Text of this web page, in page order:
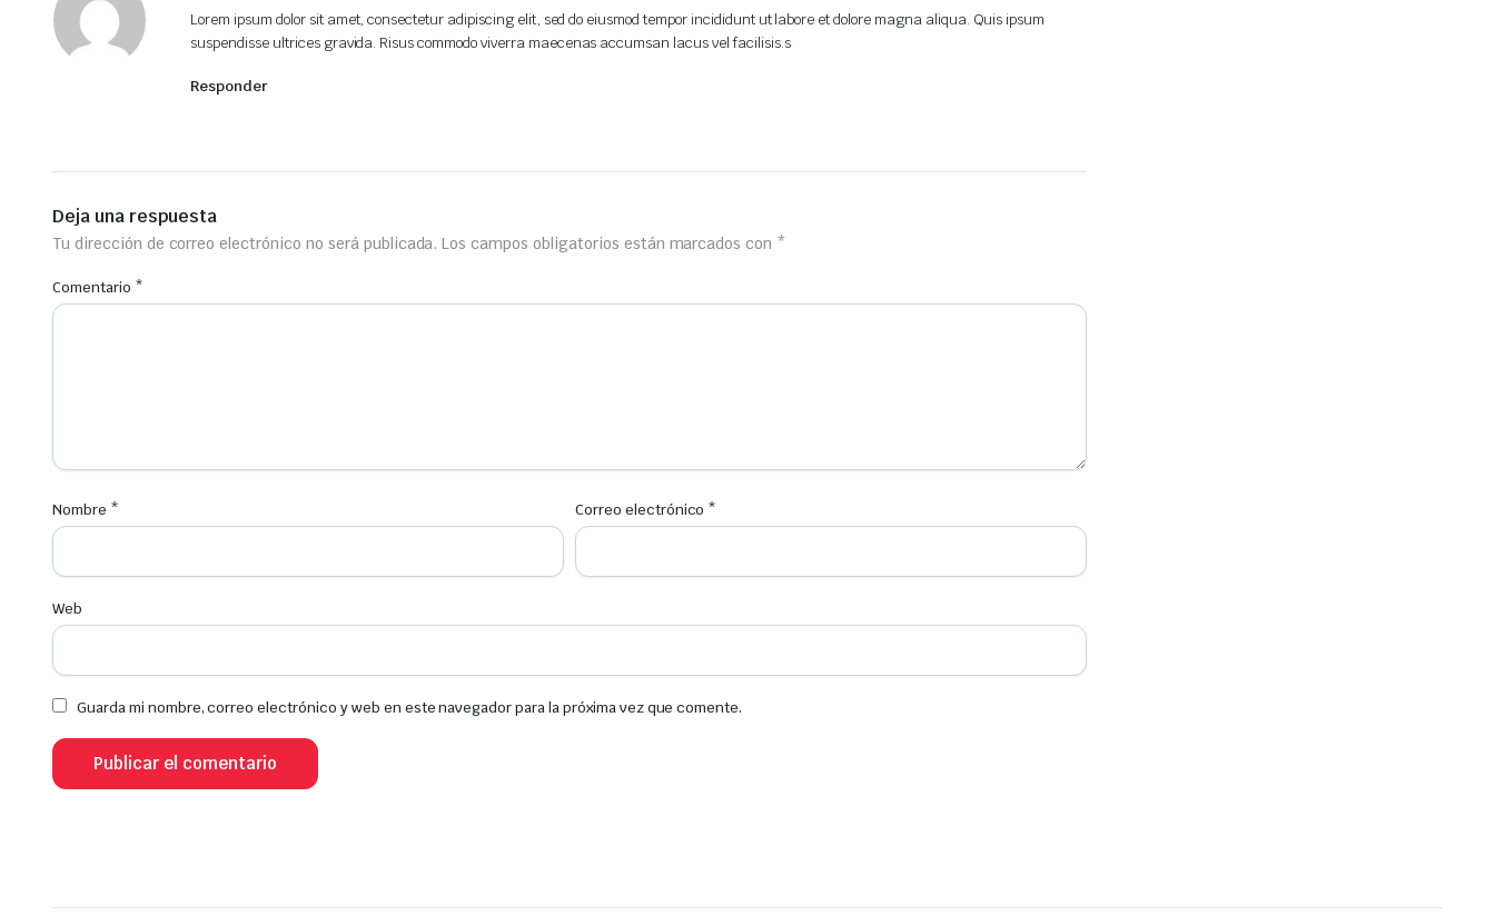
Lorem ipsum dolor sit amet, consectetur adipiscing elit, sed do eiusmod tempor incididunt ut labore et dolore magna aliqua. Quis ipsum
suspendisse ultrices gravida. Risus commodo viverra maecenas accumsan lacus vel facilisis.s
Responder
Deja una respuesta
Tu dirección de correo electrónico no será publicada. Los campos obligatorios están marcados con *
Comentario *
Nombre * Correo electrónico *
Web
Guarda mi nombre, correo electrónico y web en este navegador para la próxima vez que comente.